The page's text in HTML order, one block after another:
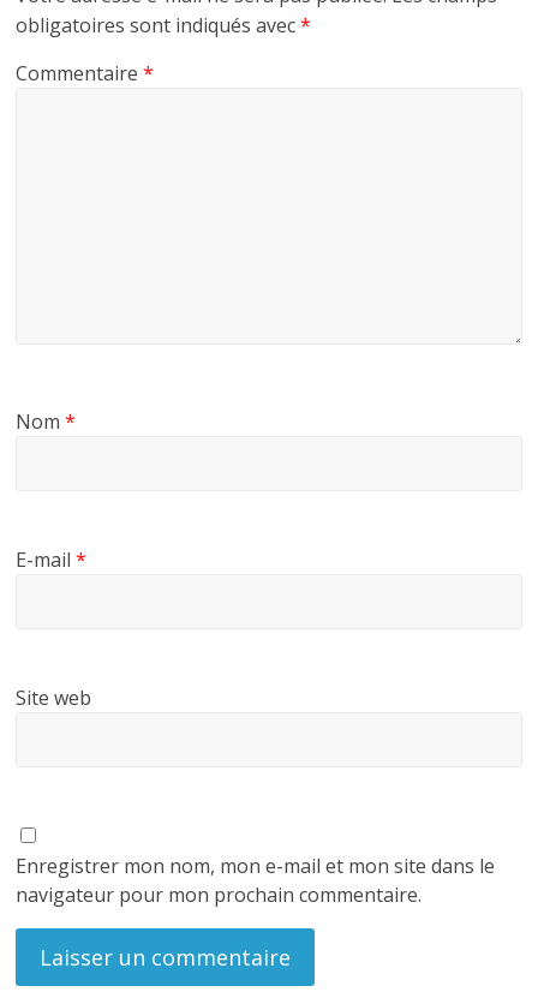
obligatoires sont indiqués avec*
Commentaire*
Nom*
E-mail*
Site web
Enregistrer mon nom, mon e-mail et mon site dans le
navigateur pour mon prochain commentaire.